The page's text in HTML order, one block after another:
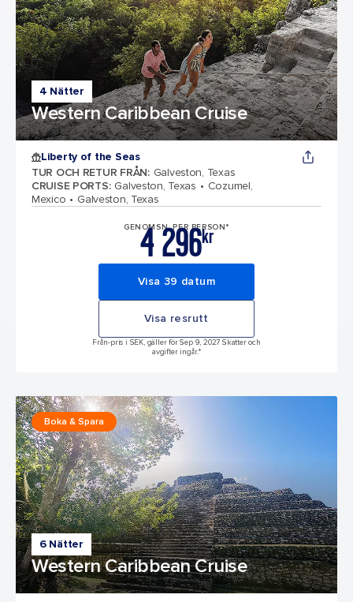
4 Nätter
Western Caribbean Cruise
Liberty of the Seas
TUR OCH RETUR FRÅN: Galveston, Texas
CRUISE PORTS: Galveston, Texas
Cozumel,
Mexico
Galveston, Texas
GENOMSN. PER PERSON*
kr
4 296
Visa 39 datum
Visa resrutt
Från-pris i SEK, gäller för Sep 9, 2027 Skatter och
avgifter ingår.*
6 Nätter
Western Caribbean Cruise
Boka & Spara